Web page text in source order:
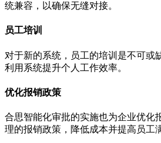
统兼容，以确保无缝对接。
员工培训
对于新的系统，员工的培训是不可或
利用系统提升个人工作效率。
优化报销政策
合思智能化审批的实施也为企业优化
理的报销政策，降低成本并提高员工